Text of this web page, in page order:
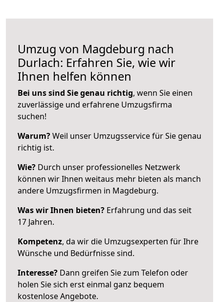
Umzug von Magdeburg nach
Durlach: Erfahren Sie, wie wir
Ihnen helfen können
Bei uns sind Sie genau richtig, wenn Sie einen
zuverlässige und erfahrene Umzugsfirma
suchen!
Warum?Weil unser Umzugsservice für Sie genau
richtig ist.
Wie? Durch unser professionelles Netzwerk
können wir Ihnen weitaus mehr bieten als manch
andere Umzugsfirmen in Magdeburg.
Was wir Ihnen bieten? Erfahrung und das seit
17 Jahren.
Kompetenz, da wir die Umzugsexperten für Ihre
Wünsche und Bedürfnisse sind.
Interesse? Dann greifen Sie zum Telefon oder
holen Sie sich erst einmal ganz bequem
kostenlose Angebote.